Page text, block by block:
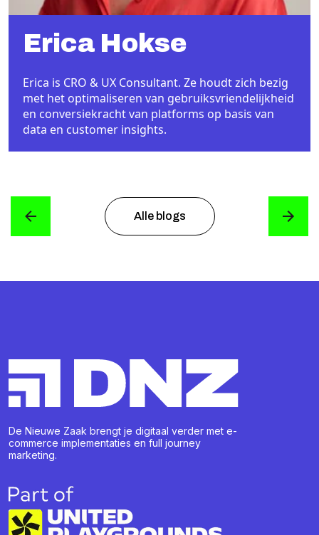
Erica Hokse
Erica is CRO & UX Consultant. Ze houdt zich bezig
met het optimaliseren van gebruiksvriendelijkheid
en conversiekracht van platforms op basis van
data en customer insights.
Alle blogs
De Nieuwe Zaak brengt je digitaal verder met e-
commerce implementaties en full journey
marketing.